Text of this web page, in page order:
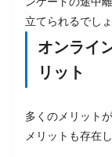
立てられるでしょ
オンライ
リット
多くのメリット
メリットも存在し